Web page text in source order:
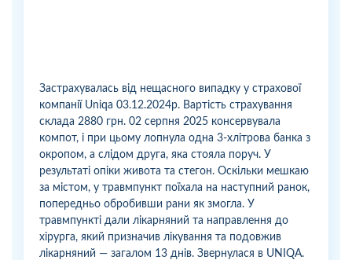
Застрахувалась від нещасного випадку у страхової
компанії Uniqa 03.12.2024р. Вартість страхування
склада 2880 грн. 02 серпня 2025 консервувала
компот, і при цьому лопнула одна 3-хлітрова банка з
окропом, а слідом друга, яка стояла поруч. У
результаті опіки живота та стегон. Оскільки мешкаю
за містом, у травмпункт поїхала на наступний ранок,
попередньо обробивши рани як змогла. У
травмпункті дали лікарняний та направлення до
хірурга, який призначив лікування та подовжив
лікарняний — загалом 13 днів. Звернулася в UNIQA.